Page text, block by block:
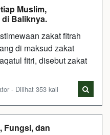
Muslim,
Baliknya.
zakat fitrah
di maksud zakat
fitri, disebut zakat
- Dilihat 353 kali
Fungsi, dan